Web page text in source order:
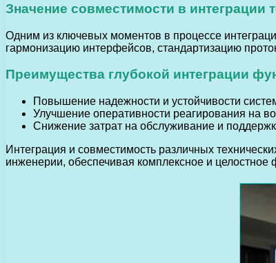
Значение совместимости в интеграции
Одним из ключевых моментов в процессе
гармонизацию интерфейсов, стандартизацию
Преимущества глубокой интеграции
Повышение надежности и устойчивости
Улучшение оперативности реагирования на
Снижение затрат на обслуживание и
Интеграция и совместимость различных
инженерии, обеспечивая комплексное и целостное